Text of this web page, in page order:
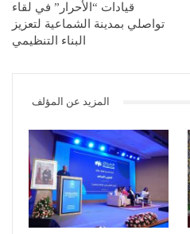
قيادات “الأحرار” في لقاء
تواصلي بمدينة الشماعية لتعزيز
البناء التنظيمي
المزيد عن المؤلف